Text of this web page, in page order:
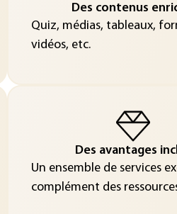
Des contenus
Quiz, médias, tableaux,
vidéos, etc.
Des avantages
Un ensemble de services
complément des